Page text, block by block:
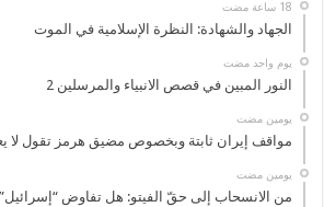
الجهاد والشهادة: النظرة الإسلامية في الموت
‏يوم واحد مضت
النور المبين في قصص الانبياء والمرسلين 2
‏يومين مضت
مواقف إيران ثابتة وبخصوص مضيق هرمز تقول لا
‏يومين مضت
من الانسحاب إلى حقّ الفيتو: هل تفاوض